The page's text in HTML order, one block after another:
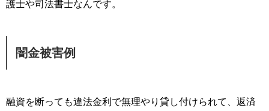
護士や司法書士なんです。
闇金被害例
融資を断っても違法金利で無理やり貸し付けられて、返済